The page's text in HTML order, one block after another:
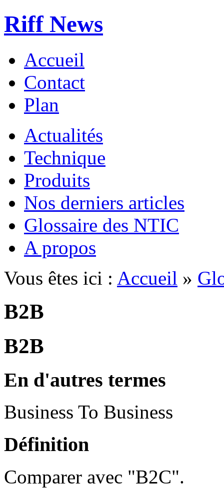
Riff News
Accueil
Contact
Plan
Actualités
Technique
Produits
Nos derniers articles
Glossaire des NTIC
A propos
Vous êtes ici : Accueil »
B2B
B2B
En d'autres termes
Business To Business
Définition
Comparer avec "B2C".